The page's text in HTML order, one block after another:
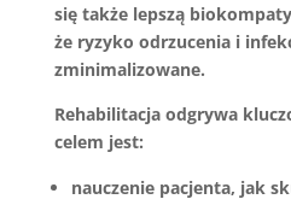
się także lepszą
że ryzyko odrzucenia i
zminimalizowane.
Rehabilitacja odgrywa
celem jest:
nauczenie pacjenta, jak